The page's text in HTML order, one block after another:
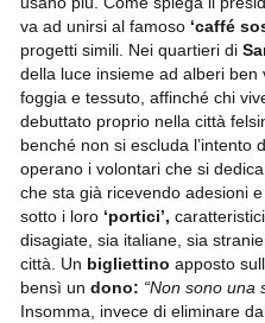
va ad unirsi al famoso ‘caffé
progetti simili. Nei quartieri di
della luce insieme ad alberi
foggia e tessuto, affinché chi
debuttato proprio nella città
benché non si escluda l’intento
operano i volontari che si
che sta già ricevendo adesioni
sotto i loro ‘portici’,
disagiate, sia italiane, sia
città. Un bigliettino apposto
bensì un dono: “Non sono una
Insomma, invece di eliminare